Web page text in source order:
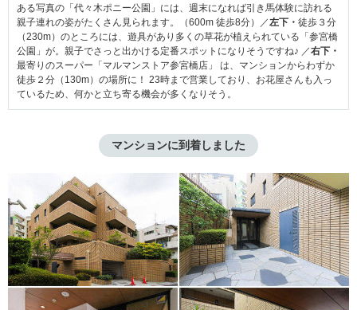
ある写真の「代々木ポニー公園」には、週末になれば引き馬体験に訪れる
親子連れの姿がたくさん見られます。（600m 徒歩8分）／左下・ 徒歩３分
（230m）のところには、遊具があり多くの草花が植えられている「参宮橋
公園」が。親子でさっと出かける定番スポットになりそうですね♪ ／右下・
最寄りのスーパー「マルマンストア参宮橋店」 は、マンションからわずか
徒歩２分（130m）の場所に！ 23時まで営業しており、お花屋さんも入っ
ているため、何かと立ち寄る機会が多くなりそう。
マンションに到着しました